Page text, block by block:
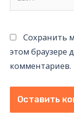
Сохранить
этом браузере
комментариев.